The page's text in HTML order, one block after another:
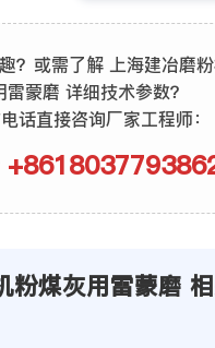
？或需了解 上海建冶磨
雷蒙磨 详细技术参数？
话直接咨询厂家工程师：
粉煤灰用雷蒙磨